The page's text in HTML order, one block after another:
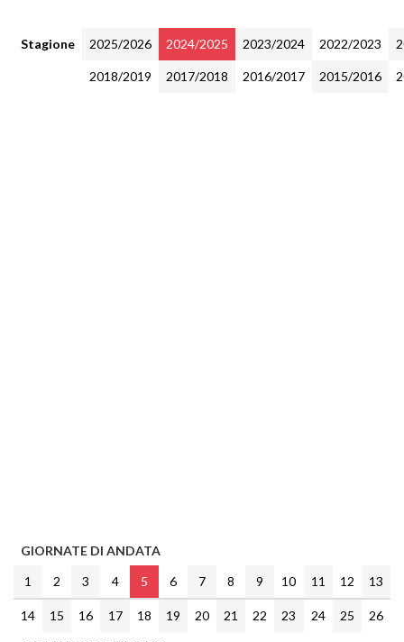
Stagione 2025/2026 2024/2025 2023/2024 2022/2023
2018/2019 2017/2018 2016/2017 2015/2016
GIORNATE DI ANDATA
1
2 3 4 5 6 7 8 9 10 11 12 13
14 15 16 17 18 19 20 21 22 23 24 25
26